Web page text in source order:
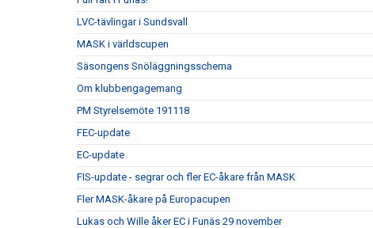
LVC-tävlingar i Sundsvall
MASK i världscupen
Säsongens Snöläggningsschema
Om klubbengagemang
PM Styrelsemöte 191118
FEC-update
EC-update
FIS-update - segrar och fler EC-åkare från MASK
Fler MASK-åkare på Europacupen
Lukas och Wille åker EC i Funäs 29 november